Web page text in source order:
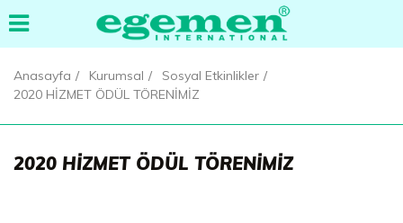
Anasayfa Kurumsal
Sosyal Etkinlikler
2020 HİZMET ÖDÜL TÖRENİMİZ
2020 HİZMET ÖDÜL TÖRENİMİZ